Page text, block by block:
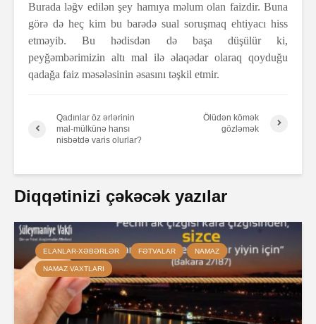
Burada ləğv edilən şey hamıya məlum olan faizdir. Buna
görə də heç kim bu barədə sual soruşmaq ehtiyacı hiss
etməyib. Bu hədisdən də başa düşülür ki,
peyğəmbərimizin altı mal ilə əlaqədar olaraq qoyduğu
qadağa faiz məsələsinin əsasını təşkil etmir.
Qadınlar öz ərlərinin
mal-mülkünə hansı
nisbətdə varis olurlar?
Ölüdən kömək
gözləmək
Diqqətinizi çəkəcək yazılar
ELANLAR-XƏBƏRLƏR FƏTVALAR NAMAZ
NAMAZ VAXTLARI